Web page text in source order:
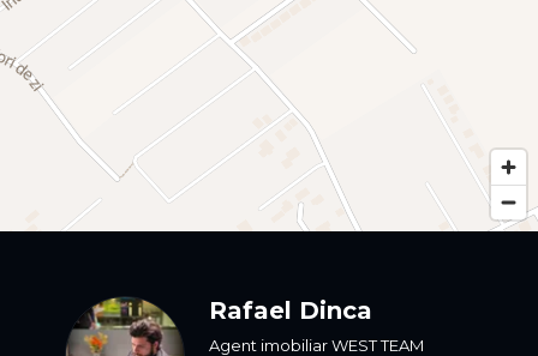
Rafael Dinca
Agent imobiliar WEST TEAM